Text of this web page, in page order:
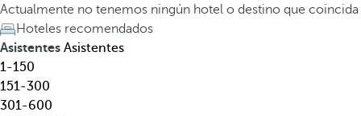
e
l
,
d
e
s
a
t
e
c
l
a
Actualmente no tenemos ningún hotel o destino que
Hoteles recomendados
Asistentes Asistentes
1-150
151-300
301-600